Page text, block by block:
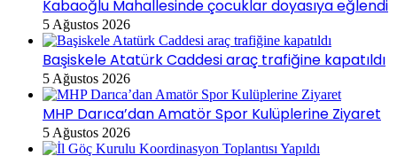
Kabaoğlu Mahallesinde çocuklar doyasıya eğlendi
5 Ağustos 2026
Başiskele Atatürk Caddesi araç trafiğine kapatıldı
5 Ağustos 2026
MHP Darıca’dan Amatör Spor Kulüplerine Ziyaret
5 Ağustos 2026